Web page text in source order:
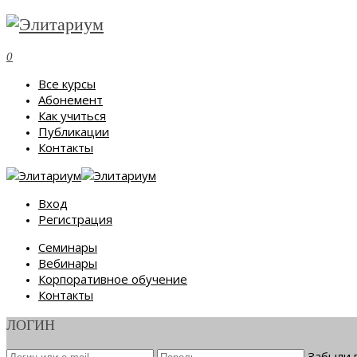
0
Все курсы
Абонемент
Как учиться
Публикации
Контакты
Вход
Регистрация
Семинары
Вебинары
Корпоративное обучение
Контакты
ЛОГИН